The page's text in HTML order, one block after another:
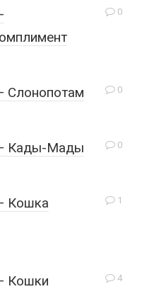
0
0
Слонопотам
0
Кады-Мады
1
Кошка
4
Кошки